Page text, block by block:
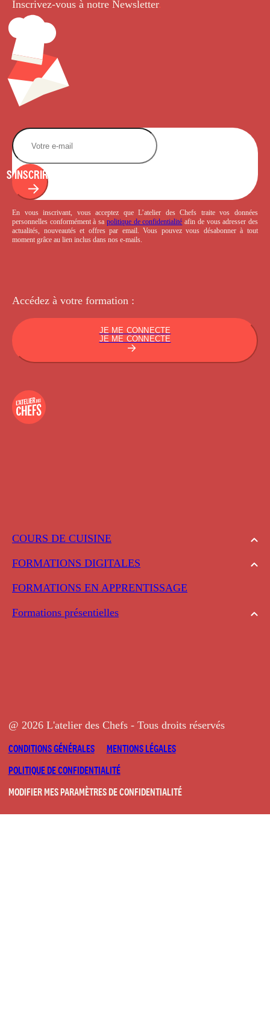
COURS DE CUISINE
FORMATIONS DIGITALES
FORMATIONS EN APPRENTISSAGE
Formations présentielles
Inscrivez-vous à notre Newsletter.
S'INSCRIRE
En vous inscrivant, vous acceptez que L’atelier des Chefs traite vos données
personnelles conformément à sa politique de confidentialité afin de vous adresser des
actualités, nouveautés et offres par email. Vous pouvez vous désabonner à tout
moment grâce au lien inclus dans nos e-mails.
Accédez à votre formation :
JE ME CONNECTE
JE ME CONNECTE
@ 2026 L'atelier des Chefs - Tous droits réservés
CONDITIONS GÉNÉRALES
MENTIONS LÉGALES
POLITIQUE DE CONFIDENTIALITÉ
MODIFIER MES PARAMÈTRES DE CONFIDENTIALITÉ